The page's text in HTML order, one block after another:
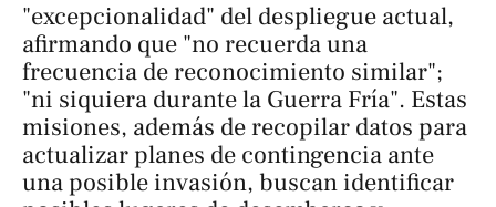
"excepcionalidad" del despliegue actual,
afirmando que "no recuerda una
frecuencia de reconocimiento similar";
"ni siquiera durante la Guerra Fría". Estas
misiones, además de recopilar datos para
actualizar planes de contingencia ante
una posible invasión, buscan identificar